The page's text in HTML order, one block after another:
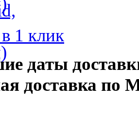
1 клик
даты
доставка по